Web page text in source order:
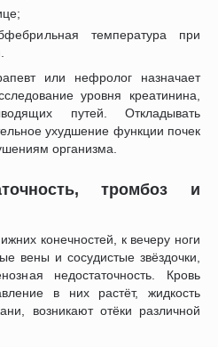
температура при
или нефролог назначает
уровня креатинина,
путей. Откладывать
ухудшение функции почек
организма.
тромбоз и
конечностей, к вечеру ноги
вены и сосудистые звёздочки,
недостаточность. Кровь
в них растёт, жидкость
возникают отёки различной